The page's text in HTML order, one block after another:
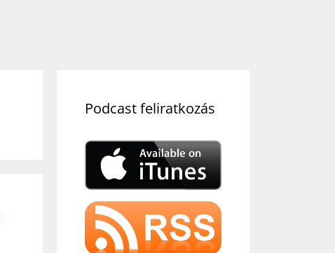
Podcast feliratkozás